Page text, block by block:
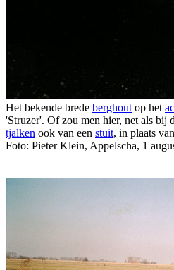
Het bekende brede berghout op het
'Struzer'. Of zou men hier, net als bij
tjalken ook van een stuit, in plaats
Foto: Pieter Klein, Appelscha, 1